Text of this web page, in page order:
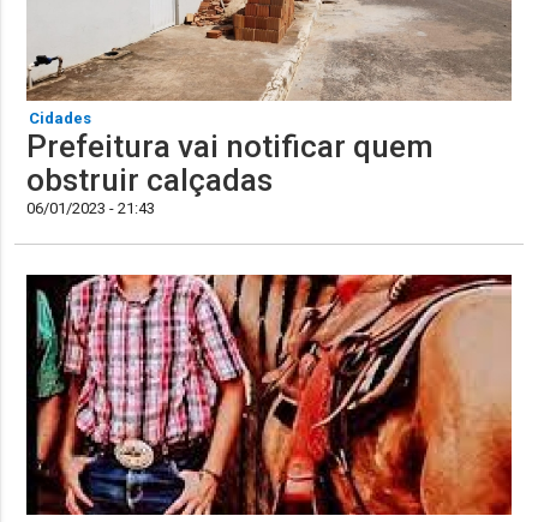
Cidades
Prefeitura vai notificar quem
obstruir calçadas
06/01/2023 - 21:43